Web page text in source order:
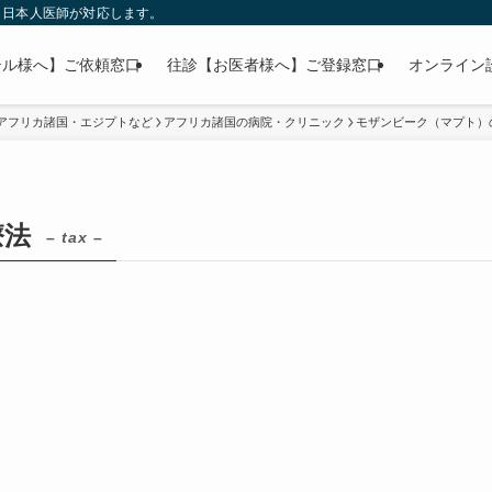
本人医師が対応します。
様へ】ご依頼窓口 往診【お医者様へ】ご登録窓口 オンライン
フリカ諸国・エジプトなど アフリカ諸国の病院・クリニック モザンビーク（マプト
– tax –